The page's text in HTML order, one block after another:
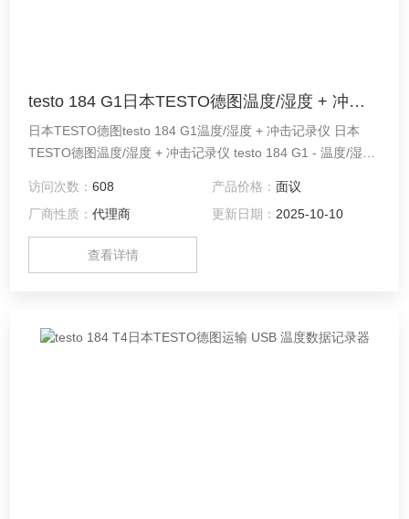
testo 184 G1日本TESTO德图温度/湿度 + 冲击记录仪
日本TESTO德图testo 184 G1温度/湿度 + 冲击记录仪 日本
TESTO德图温度/湿度 + 冲击记录仪 testo 184 G1 - 温度/湿度
访问次数：608 产品价格： 面议
厂商性质：代理商 更新日期： 2025-10-10
查看详情